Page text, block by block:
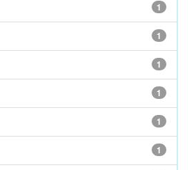
1
1
1
1
1
1